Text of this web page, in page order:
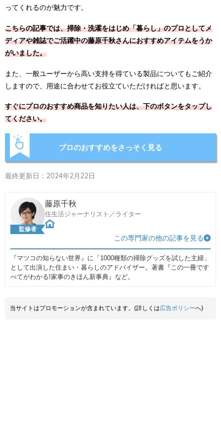
ってくれるのが魅力です。
こちらの記事では、掃除・洗濯をはじめ「暮らし」のプロとしてメ
ディアや雑誌でご活躍中の藤原千秋さんにおすすめアイテムをうか
がいました。
また、一般ユーザーから高い支持を得ている製品についてもご紹介
しますので、用途に合わせてお役立ていただければと思います。
すぐにプロのおすすめ商品を知りたい人は、下のボタンをタップし
てください。
プロのおすすめをさっそく見る
最終更新日：2024年2月22日
監修者
藤原千秋
住生活ジャーナリスト／ライター
この専門家の他の記事を見る
『マツコの知らない世界』に「1000種類の掃除グッズを試した主婦」
として出演した住まい・暮らしのアドバイザー。著書『この一冊です
べてがわかる!家事のきほん新事典』など。
当サイトはプロモーションが含まれています。(詳しくは広告ポリシーへ)